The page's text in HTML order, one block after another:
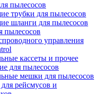
пылесосов
трубки для пылесосов
шланги для пылесосов
пылесосов
управления
кассеты и прочее
для пылесосов
мешки для пылесосов
рейсмусов и